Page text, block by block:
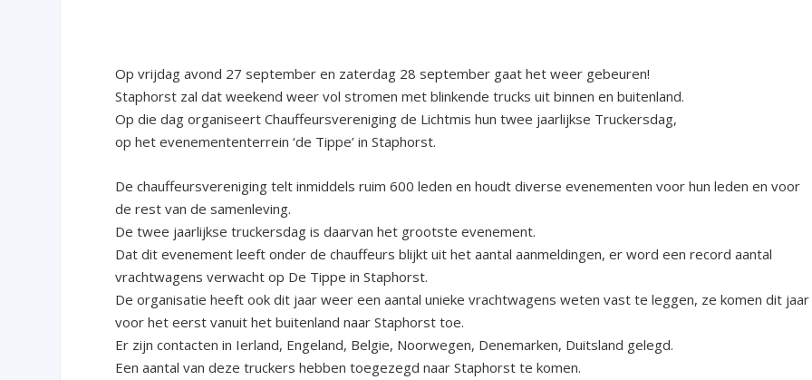
Op vrijdag avond 27 september en zaterdag 28 september gaat het weer gebeuren!
Staphorst zal dat weekend weer vol stromen met blinkende trucks uit binnen en buitenland.
Op die dag organiseert Chauffeursvereniging de Lichtmis hun twee jaarlijkse Truckersdag,
op het evenemententerrein ‘de Tippe’ in Staphorst.
De chauffeursvereniging telt inmiddels ruim 600 leden en houdt diverse evenementen voor hun leden en voor
de rest van de samenleving.
De twee jaarlijkse truckersdag is daarvan het grootste evenement.
Dat dit evenement leeft onder de chauffeurs blijkt uit het aantal aanmeldingen, er word een record aantal
vrachtwagens verwacht op De Tippe in Staphorst.
De organisatie heeft ook dit jaar weer een aantal unieke vrachtwagens weten vast te leggen, ze komen dit jaar
voor het eerst vanuit het buitenland naar Staphorst toe.
Er zijn contacten in Ierland, Engeland, Belgie, Noorwegen, Denemarken, Duitsland gelegd.
Een aantal van deze truckers hebben toegezegd naar Staphorst te komen.